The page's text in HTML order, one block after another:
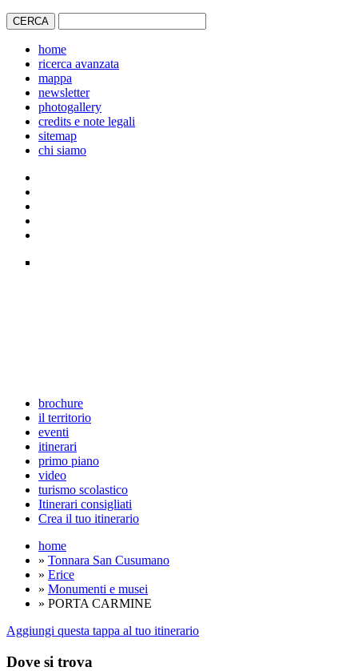
home
ricerca avanzata
mappa
newsletter
photogallery
credits e note legali
sitemap
chi siamo
brochure
il territorio
eventi
itinerari
primo piano
video
turismo scolastico
Itinerari consigliati
Crea il tuo itinerario
home
» Tonnara San Cusumano
» Erice
» Monumenti e musei
» PORTA CARMINE
Aggiungi questa tappa al tuo itinerario
Dove si trova